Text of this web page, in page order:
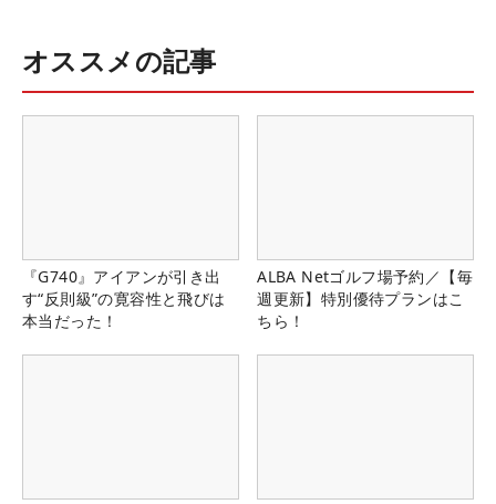
オススメの記事
『G740』アイアンが引き出
す“反則級”の寛容性と飛びは
本当だった！
ALBA Netゴルフ場予約／【毎
週更新】特別優待プランはこ
ちら！